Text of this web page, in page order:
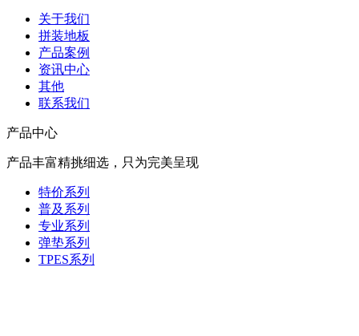
关于我们
拼装地板
产品案例
资讯中心
其他
联系我们
产品中心
产品丰富精挑细选，只为完美呈现
特价系列
普及系列
专业系列
弹垫系列
TPES系列